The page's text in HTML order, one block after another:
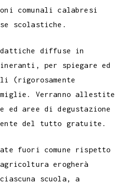
comunali calabresi
scolastiche.
diffuse in
per spiegare ed
(rigorosamente
Verranno allestite
aree di degustazione
del tutto gratuite.
fuori comune rispetto
erogherà
scuola, a